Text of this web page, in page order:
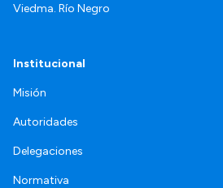
Viedma. Río Negro
Institucional
Misión
Autoridades
Delegaciones
Normativa